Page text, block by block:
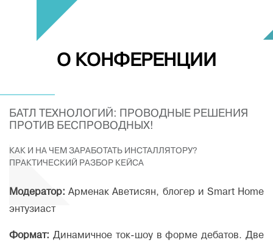
О КОНФЕРЕНЦИИ
БАТЛ ТЕХНОЛОГИЙ: ПРОВОДНЫЕ РЕШЕНИЯ
ПРОТИВ БЕСПРОВОДНЫХ!
КАК И НА ЧЕМ ЗАРАБОТАТЬ ИНСТАЛЛЯТОРУ?
ПРАКТИЧЕСКИЙ РАЗБОР КЕЙСА
Модератор: Арменак Аветисян, блогер и Smart Home
энтузиаст
Формат: Динамичное ток-шоу в форме дебатов. Две